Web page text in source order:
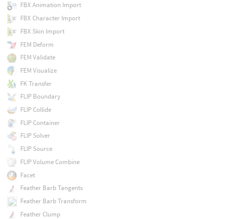
FBX Animation Import
FBX Character Import
FBX Skin Import
FEM Deform
FEM Validate
FEM Visualize
FK Transfer
FLIP Boundary
FLIP Collide
FLIP Container
FLIP Solver
FLIP Source
FLIP Volume Combine
Facet
Feather Barb Tangents
Feather Barb Transform
Feather Clump